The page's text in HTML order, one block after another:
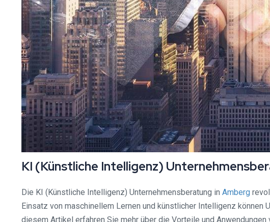
KI (Künstliche Intelligenz)
Die KI (Künstliche Intelligenz) Unternehmensberatung in Amberg
Einsatz von maschinellem Lernen und künstlicher Intelligenz können
diesem Artikel erfahren Sie mehr über die Vorteile und Anwendungen